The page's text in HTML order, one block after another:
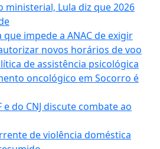
Lula diz que 2026
impede a ANAC de exigir
novos horários de voo
de assistência psicológica
oncológico em Socorro é
do CNJ discute combate ao
de violência doméstica